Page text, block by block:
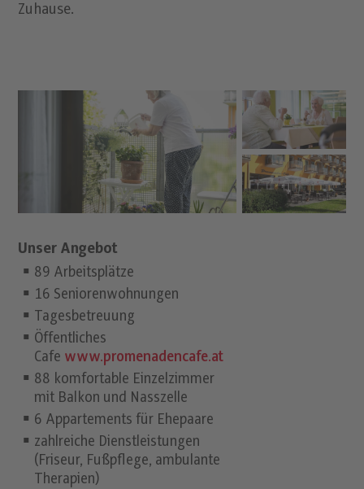
Zuhause.
Unser Angebot
89 Arbeitsplätze
16 Seniorenwohnungen
Tagesbetreuung
Öffentliches
Cafe www.promenadencafe.at
88 komfortable Einzelzimmer
mit Balkon und Nasszelle
6 Appartements für Ehepaare
zahlreiche Dienstleistungen
(Friseur, Fußpflege, ambulante
Therapien)